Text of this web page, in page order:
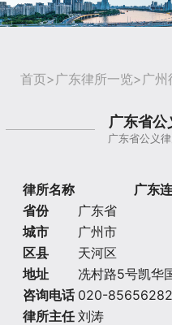
首页> 广东律所一览> 广州
广东省公
广东省公义
律所名称
广东
省份
广东省
城市
广州市
区县
天河区
地址
冼村路5号凯华
咨询电话 020-85656282
律所主任 刘涛